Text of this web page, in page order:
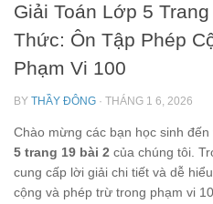
Giải Toán Lớp 5
Thức: Ôn Tập Phép
Phạm Vi 100
BY THẦY ĐÔNG · THÁNG 1 6, 2026
Chào mừng các bạn học sinh
5 trang 19 bài 2 của chúng tôi.
cung cấp lời giải chi tiết và dễ
cộng và phép trừ trong phạm vi